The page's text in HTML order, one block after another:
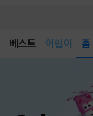
베스트
독후감
홈